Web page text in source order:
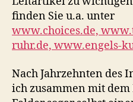
finden Sie u.a. unter
www.choices.de,
ruhr.de, www.engels-
Nach Jahrzehnten des
ich zusammen mit